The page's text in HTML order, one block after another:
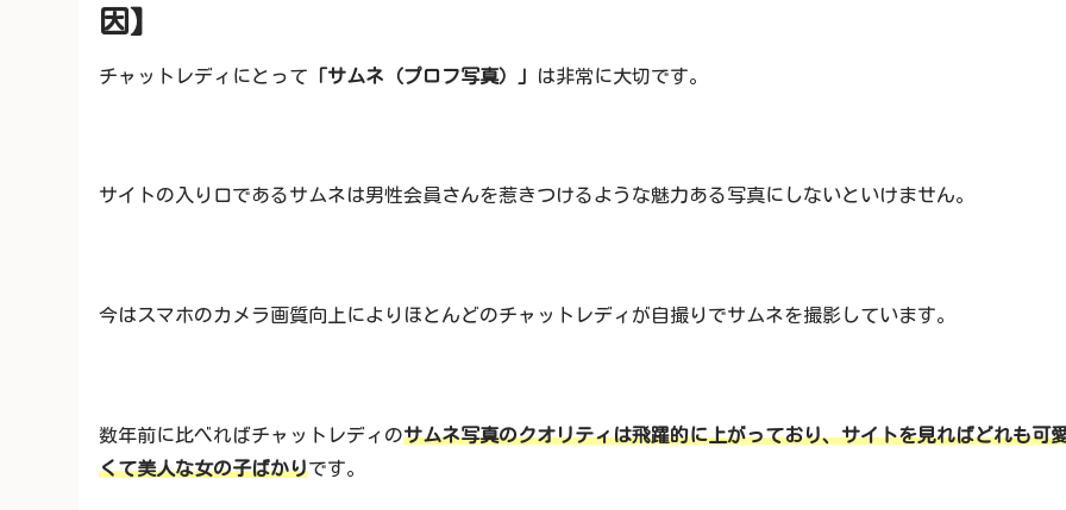
因】
チャットレディにとって 「サムネ（プロフ写真）」 は非常に大切です。
サイトの入り口であるサムネは男性会員さんを惹きつけるような魅力ある写真にしないといけません。
今はスマホのカメラ画質向上によりほとんどのチャットレディが自撮りでサムネを撮影しています。
数年前に比べればチャットレディのサムネ写真のクオリティは飛躍的に上がっており、サイトを見ればどれも可
くて美人な女の子ばかりです。